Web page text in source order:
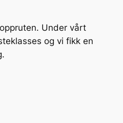
Under vårt
og vi fikk en